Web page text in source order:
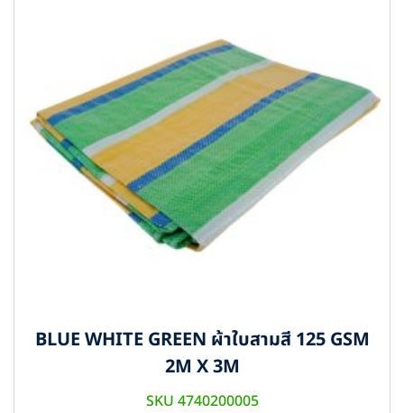
BLUE WHITE GREEN ผ้าใบสามสี 125 GSM
2M X 3M
SKU 4740200005